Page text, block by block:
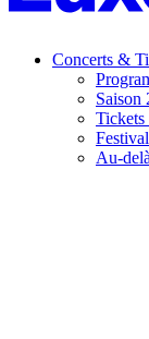
Concerts &
Saison
Au-